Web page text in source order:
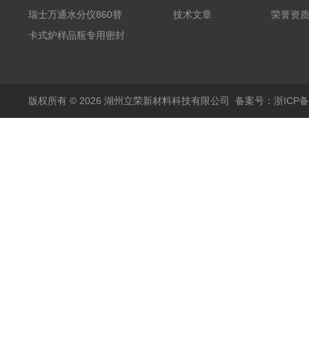
380℃高温 替代5193-
4757 瓶装一瓶50个
捷伦款气相螺纹顶空瓶
液相切口9*1mm聚四氟
瑞士万通水分仪860替
代原装产品 6.1448.057
卡式炉样品瓶专用密封
技术文章
荣誉资质
版权所有 © 2026 湖州立荣新材料科技有限公司 备案号：浙ICP